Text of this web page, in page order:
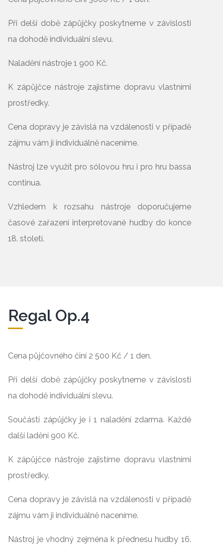
Při delší době zápůjčky poskytneme v závislosti
na dohodě individuální slevu.
Naladění nástroje 1 900 Kč.
K zápůjčce nástroje zajistíme dopravu vlastními
prostředky.
Cena dopravy je závislá na vzdálenosti v případě
zájmu vám ji individuálně naceníme.
Nástroj lze využít pro sólovou hru i pro hru bassa
continua.
Vzhledem k rozsahu nástroje doporučujeme
časové zařazení interpretované hudby do konce
18. století.
Regal Op.4
Cena půjčovného činí 2 500 Kč / 1 den.
Při delší době zápůjčky poskytneme v závislosti
na dohodě individuální slevu.
Součástí zápůjčky je i 1 naladění zdarma. Každé
další ladění 900 Kč.
K zápůjčce nástroje zajistíme dopravu vlastními
prostředky.
Cena dopravy je závislá na vzdálenosti v případě
zájmu vám ji individuálně naceníme.
Nástroj je vhodný zejména k přednesu hudby 16.